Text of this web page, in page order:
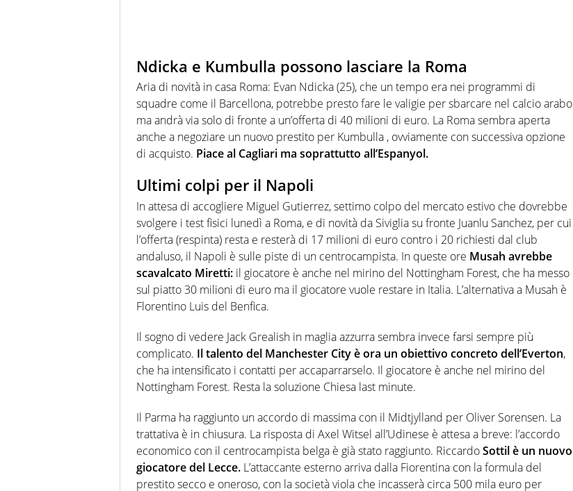
Ndicka e Kumbulla possono lasciare la Roma
Aria di novità in casa Roma: Evan Ndicka (25), che un tempo era nei programmi di
squadre come il Barcellona, potrebbe presto fare le valigie per sbarcare nel calcio arabo
ma andrà via solo di fronte a un’offerta di 40 milioni di euro. La Roma sembra aperta
anche a negoziare un nuovo prestito per Kumbulla , ovviamente con successiva opzione
di acquisto. Piace al Cagliari ma soprattutto all’Espanyol.
Ultimi colpi per il Napoli
In attesa di accogliere Miguel Gutierrez, settimo colpo del mercato estivo che dovrebbe
svolgere i test fisici lunedì a Roma, e di novità da Siviglia su fronte Juanlu Sanchez, per cui
l’offerta (respinta) resta e resterà di 17 milioni di euro contro i 20 richiesti dal club
andaluso, il Napoli è sulle piste di un centrocampista. In queste ore Musah avrebbe
scavalcato Miretti: il giocatore è anche nel mirino del Nottingham Forest, che ha messo
sul piatto 30 milioni di euro ma il giocatore vuole restare in Italia. L’alternativa a Musah è
Florentino Luis del Benfica.
Il sogno di vedere Jack Grealish in maglia azzurra sembra invece farsi sempre più
complicato. Il talento del Manchester City è ora un obiettivo concreto dell’Everton,
che ha intensificato i contatti per accaparrarselo. Il giocatore è anche nel mirino del
Nottingham Forest. Resta la soluzione Chiesa last minute.
Il Parma ha raggiunto un accordo di massima con il Midtjylland per Oliver Sorensen. La
trattativa è in chiusura. La risposta di Axel Witsel all’Udinese è attesa a breve: l’accordo
economico con il centrocampista belga è già stato raggiunto. RiccardoSottil è un nuovo
giocatore del Lecce. L’attaccante esterno arriva dalla Fiorentina con la formula del
prestito secco e oneroso, con la società viola che incasserà circa 500 mila euro per